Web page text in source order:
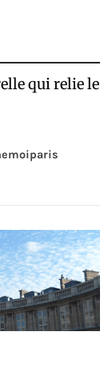
qui relie le